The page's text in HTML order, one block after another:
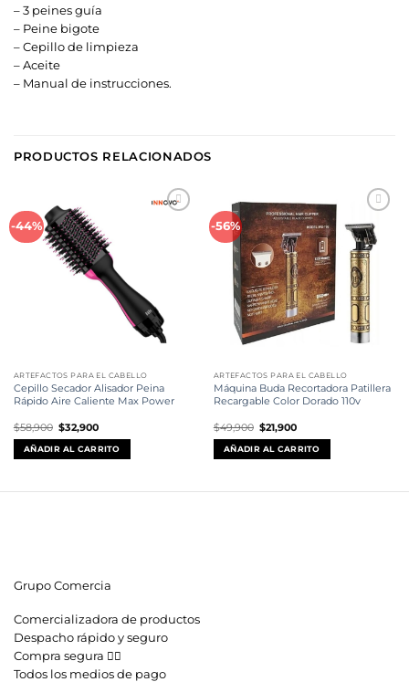
– 3 peines guía
– Peine bigote
– Cepillo de limpieza
– Aceite
– Manual de instrucciones.
PRODUCTOS RELACIONADOS
-44%
ARTEFACTOS PARA EL CABELLO
Cepillo Secador Alisador Peina
Rápido Aire Caliente Max Power
$58,900 El
precio
original
era:
$58,900.
$32,900El
actual
es:
$32,900.
AÑADIR AL CARRITO
-56%
a la
lista de
deseos
ARTEFACTOS PARA EL CABELLO
Máquina Buda Recortadora Patillera
Recargable Color Dorado 110v
$49,900 El
precio
original
era:
$49,900.
$21,900El
actual
es:
$21,900.
AÑADIR AL CARRITO
Grupo Comercia
Comercializadora de productos
Despacho rápido y seguro
Compra segura 👇🏼
Todos los medios de pago